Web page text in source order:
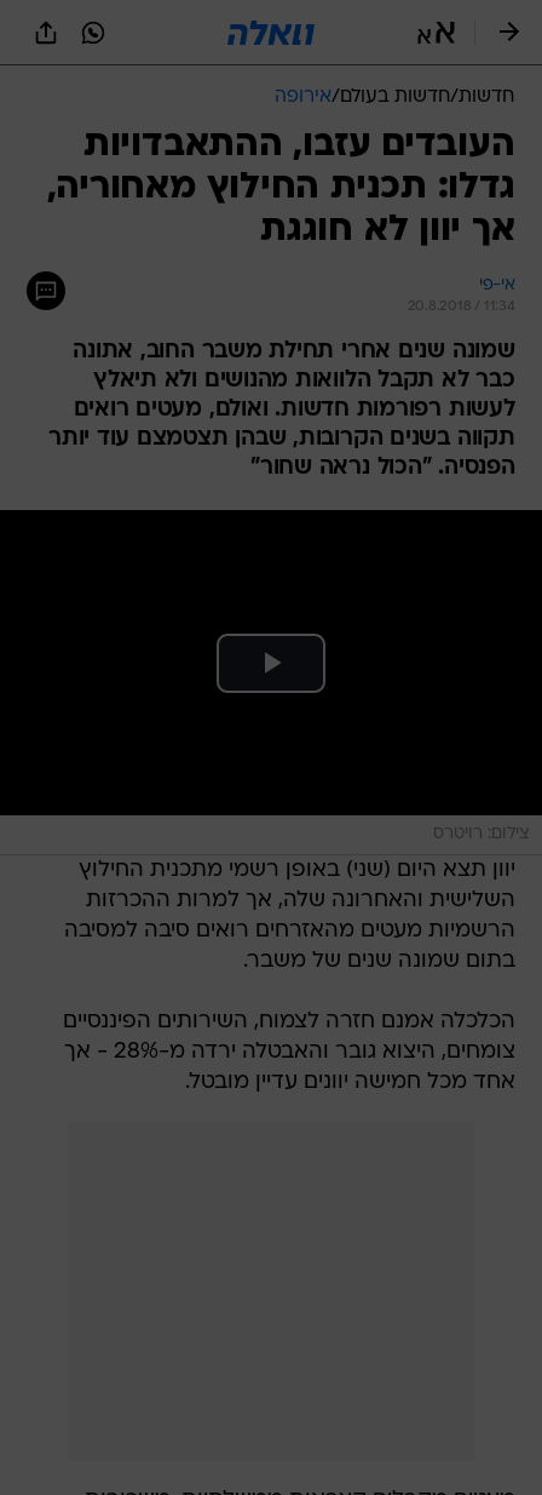
חדשות/חדשות בעולם /אירופה
העובדים עזבו, ההתאבדויות
גדלו: תכנית החילוץ מאחוריה,
אך יוון לא חוגגת
אי-פי
20.8.2018 / 11:34
שמונה שנים אחרי תחילת משבר החוב, אתונה
כבר לא תקבל הלוואות מהנושים ולא תיאלץ
לעשות רפורמות חדשות. ואולם, מעטים רואים
תקווה בשנים הקרובות, שבהן תצטמצם עוד יותר
הפנסיה. "הכול נראה שחור"
צילום: רויטרס
יוון תצא היום (שני) באופן רשמי מתכנית החילוץ
השלישית והאחרונה שלה, אך למרות ההכרזות
הרשמיות מעטים מהאזרחים רואים סיבה למסיבה
בתום שמונה שנים של משבר.
הכלכלה אמנם חזרה לצמוח, השירותים הפיננסיים
צומחים, היצוא גובר והאבטלה ירדה מ-28% - אך
אחד מכל חמישה יוונים עדיין מובטל.